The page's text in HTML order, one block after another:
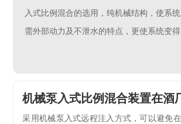
入式比例混合的选用，纯机械结构，使系
需外部动力及不泄水的特点，更使系统变得
机械泵入式比例混合装置在酒
采用机械泵入式远程注入方式，可以避免